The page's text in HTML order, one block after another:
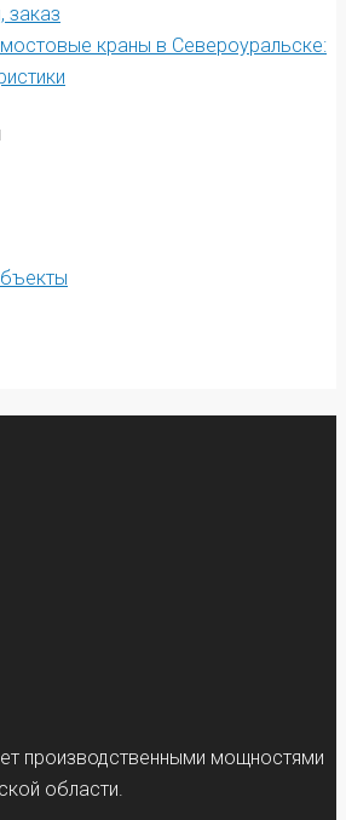
заказ
краны в Североуральске:
производственными мощностями
области.